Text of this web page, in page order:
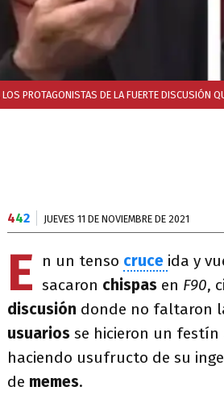
PROTAGONISTAS DE LA FUERTE DISCUSIÓN
442 JUEVES 11 DE NOVIEMBRE DE 2021
E n un tenso cruce ida y
sacaron chispas en F90,
discusión donde no faltaron
usuarios se hicieron un festín
haciendo usufructo de su
de memes.